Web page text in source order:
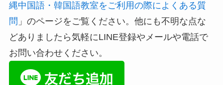
縄中国語・韓国語教室をご利用の際によくある質
問 」のページをご覧ください。他にも不明な点な
どありましたら気軽にLINE登録やメールや電話で
お問い合わせください。